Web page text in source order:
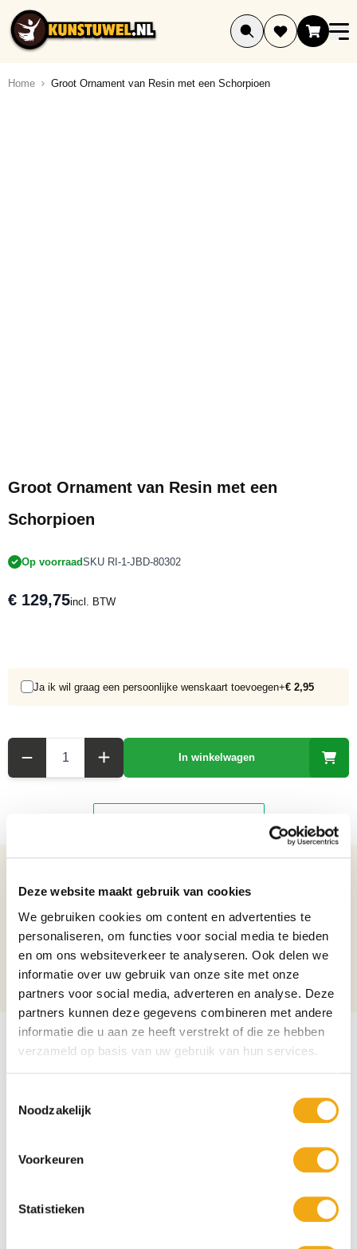
Deze website maakt gebruik van cookies
We gebruiken cookies om content en advertenties te
personaliseren, om functies voor social media te bieden
en om ons websiteverkeer te analyseren. Ook delen we
informatie over uw gebruik van onze site met onze
partners voor social media, adverteren en analyse. Deze
partners kunnen deze gegevens combineren met andere
informatie die u aan ze heeft verstrekt of die ze hebben
verzameld op basis van uw gebruik van hun services.
Noodzakelijk
Voorkeuren
Statistieken
Ga naar de inhoud
Home Groot Ornament van Resin met een Schorpioen
Groot Ornament van Resin met een
Schorpioen
Op voorraadSKU RI-1-JBD-80302
€ 129,75incl. BTW
Ja ik wil graag een persoonlijke wenskaart toevoegen+€ 2,95
In winkelwagen
Groot Ornament van Resin met een Schorpioen
Net weight: 2.74 kg